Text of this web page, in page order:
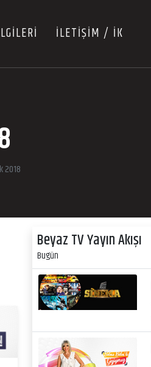
İLETİŞİM / İK
2018
Beyaz TV Yayın Akışı
Bugün